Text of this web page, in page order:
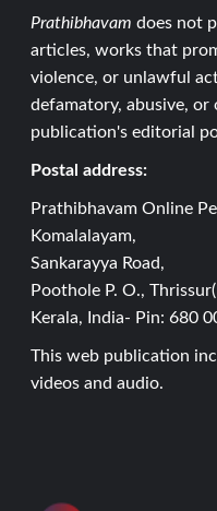
Prathibhavam does not
articles, works that
violence, or unlawful
defamatory, abusive,
publication's editorial
Postal address:
Prathibhavam Online
Komalalayam,
Sankarayya Road,
Poothole P. O.,
Kerala, India- Pin: 680
This web publication
videos and audio.